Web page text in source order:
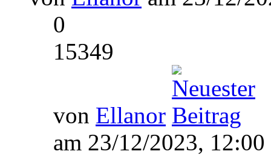
0
15349
von Ellanor
am 23/12/2023, 12:00